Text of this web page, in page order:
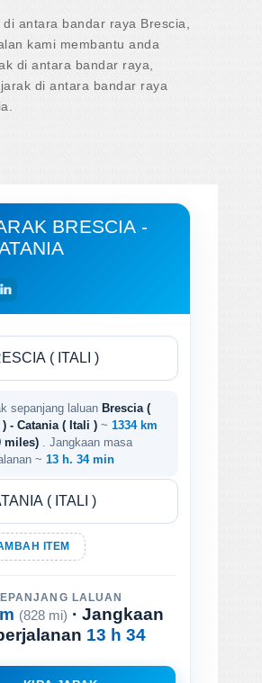
antara bandar raya Brescia,
kami membantu anda
di antara bandar raya,
di antara bandar raya
BRESCIA -
sepanjang laluan Brescia (
- Catania ( Itali ) ~ 1334 km
miles)
. Jangkaan masa
~ 13 h. 34 min
ITEM
LALUAN
(828 mi) · Jangkaan
13 h 34